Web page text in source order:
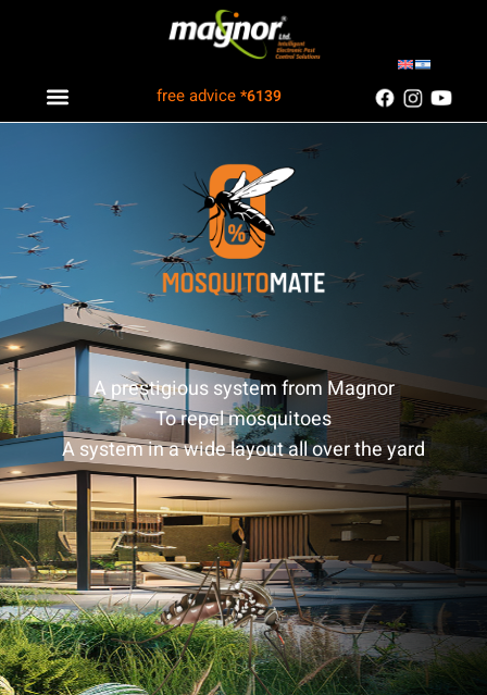
free advice*6139
A prestigious system from Magnor
To repel mosquitoes
A system in a wide layout all over the yard